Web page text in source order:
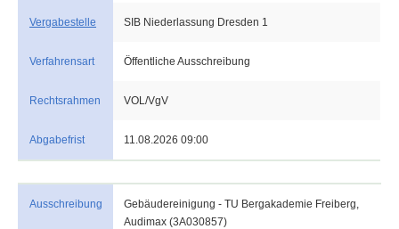
Vergabestelle SIB Niederlassung Dresden 1
Verfahrensart Öffentliche Ausschreibung
Rechtsrahmen VOL/VgV
Abgabefrist 11.08.2026 09:00
Ausschreibung
Gebäudereinigung - TU Bergakademie Freiberg,
Audimax (3A030857)